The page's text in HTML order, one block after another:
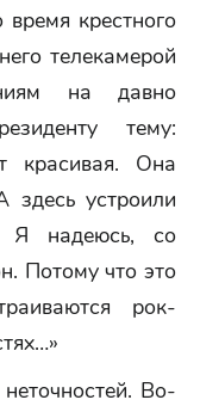
крестного
телекамерой
на давно
тему:
красивая. Она
здесь устроили
Я надеюсь, со
Потому что это
рок-
Во-